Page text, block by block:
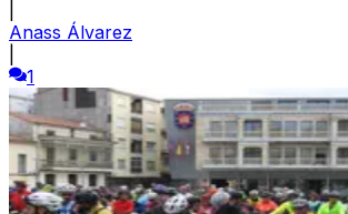
Anass Álvarez
1